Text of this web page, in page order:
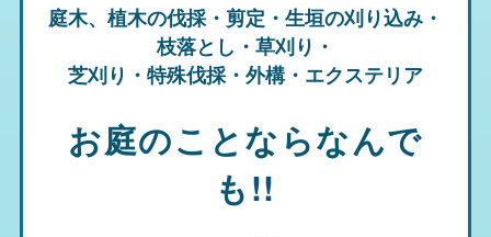
庭木、植木の伐採・剪定・生垣の刈り込み・
枝落とし・草刈り・
芝刈り・特殊伐採・外構・エクステリア
お庭のことならなんで
も!!